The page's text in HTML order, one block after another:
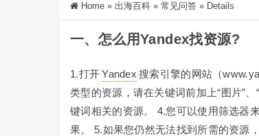
Home » 出海百科 » 常见问答 » Details
一、怎么用yandex找资源?
1.打开Yandex 搜索引擎的网站（
类型的资源，请在关键词前加上“图片”
键词相关的资源。 4.您可以使用筛选器
果。 5.如果您仍然无法找到所需的资源